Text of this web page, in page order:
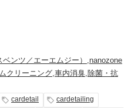
ンツ／エーエムジー） ,nanozone
クリーニング,車内消臭,除菌・抗
cardetail
cardetailing